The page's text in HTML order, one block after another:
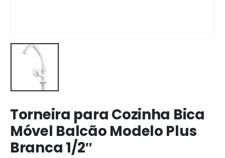
Torneira para Cozinha Bica
Móvel Balcão Modelo Plus
Branca 1/2″